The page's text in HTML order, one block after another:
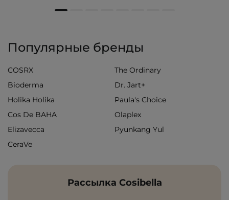
Популярные бренды
COSRX
The Ordinary
Bioderma
Dr. Jart+
Holika Holika
Paula's Choice
Cos De BAHA
Olaplex
Elizavecca
Pyunkang Yul
CeraVe
Рассылка Cosibella